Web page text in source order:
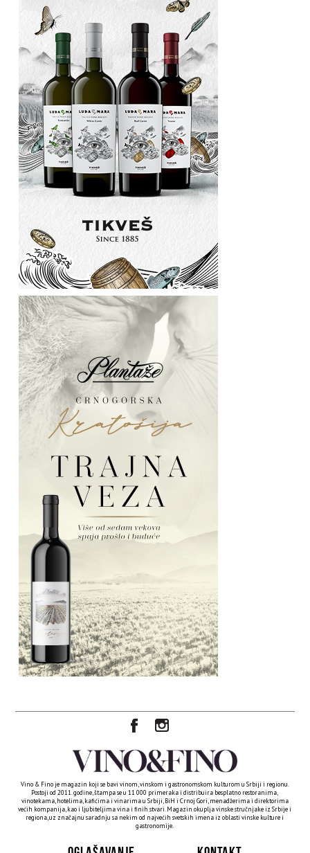
Vino & Fino je magazin koji se bavi vinom, vinskom i gastronomskom kulturom u Srbiji i regionu.
Postoji od 2011. godine, štampa se u 11 000 primeraka i distribuira besplatno restoranima,
vinotekama, hotelima, kafićima i vinarima u Srbiji, BiH i Crnoj Gori, menadžerima i direktorima
većih kompanija, kao i ljubiteljima vina i finih stvari. Magazin okuplja vinske stručnjake iz Srbije i
regiona, uz značajnu saradnju sa nekim od najvećih svetskih imena iz oblasti vinske kulture i
gastronomije.